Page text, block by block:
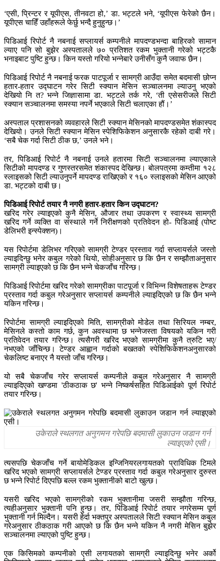
‘एसी, प्रिन्टर र यूपीएस, तीनवटा हो,’ डा. भट्टले भने, ‘यूपीएस फेरेको छैन।
यूपीएस चाहिँ उहाँहरूले फेर्छु भन्दै हुनुहुन्छ।’
पिडिआई रिपोर्ट नै नबनाई सप्लायर्स कम्पनीले मापदण्डभन्दा बाहिरको सामान
ल्याए पनि सो बुझेर अस्पतालले ७० प्रतिशत रकम भुक्तानी गरेको भट्टकै
भनाइबाट पुष्टि हुन्छ। किन यस्तो गरियो भन्नेबारे उनीसँग कुनै जवाफ छैन।
पिडिआई रिपोर्ट नै नबनाई फरक पाटपूर्जा र सामग्री आउँदा समेत बदमासी छोप्न
हतार-हतार उद्घाटन गरेर सिटी स्क्यान मेसिन सञ्चालनमा ल्याउनु भएको
देखियो नि त? भन्ने जिज्ञासामा डा. भट्टले तर्क गरे, ‘ती एसेसरीजले सिटी
स्क्यान सञ्चालनमा समस्या नपर्ने भएकाले सिटी चलाएका हौं।’
अस्पताल प्रशासनको व्यवहारले सिटी स्क्यान मेसिनको मापदण्डसमेत शंकास्पद
देखियो। उनले सिटी स्क्यान मेसिन स्पेशिफिकेशन अनुसारकै रहेको दाबी गरे।
‘सबै चेक गर्दा सिटी ठीक छ,’ उनले भने।
तर, पिडिआई रिपोर्ट नै नबनाई उनले हतारमा सिटी सञ्चालनमा ल्याएकाले
सिटीको मापदण्ड र गुणस्तरसमेत शंकास्पद देखिन्छ। बोलपत्रमा कम्तीमा १२८
स्लाइसको सिटी ल्याउनुपर्ने मापदण्ड राखिएको र १६० स्लाइसको मेसिन आएको
डा. भट्टको दाबी छ।
पिडिआई रिपोर्ट तयार नै नगरी हतार-हतार किन उद्घाटन?
खरिद गरेर ल्याइएको कुनै मेसिन, औजार तथा उपकरण र स्वास्थ्य सामग्री
खरिद गर्ने व्यक्ति वा संस्थाले गर्ने निरीक्षणको प्रतिवेदन हो- पिडिआई (पोष्ट
डेलिभरी इन्स्पेक्शन)।
यस रिपोर्टमा डेलिभर गरिएको सामग्री टेण्डर प्रस्ताव गर्दा सप्लायर्सले जस्तो
ल्याइदिन्छु भनेर कबुल गरेको थियो, सोहीअनुसार छ कि छैन र सम्झौताअनुसार
सामग्री ल्याइएको छ कि छैन भन्ने चेकजाँच गरिन्छ।
पिडिआई रिपोर्टमा खरिद गरेको सामग्रीका पाटपूर्जा र विभिन्न विशेषताहरू टेण्डर
प्रस्ताव गर्दा कबुल गरेअनुसार सप्लायर्स कम्पनीले ल्याइदिएको छ कि छैन भन्ने
यकिन गरिन्छ।
रिपोर्टमा सामग्री ल्याइदिएको मिति, सामग्रीको मोडेल तथा सिरियल नम्बर,
मेसिनले कस्तो काम गर्छ, कुन अवस्थामा छ भन्नेजस्ता विषयको यकिन गरी
प्रतिवेदन तयार गरिन्छ। त्यसैगरी खरिद भएको सामग्रीमा कुनै त्रुटि भए/
नभएको जाँचिन्छ। टेण्डर आह्वान गर्दाको बखतको स्पेशिफिकेशनअनुसारको
चेकलिष्ट बनाएर नै यस्तो जाँच गरिन्छ।
यो सबै चेकजाँच गरेर सप्लायर्स कम्पनीले कबुल गरेअनुसार नै सामग्री
ल्याइदिएको खण्डमा 'ठीकठाक छ' भन्ने निष्कर्षसहित पिडिआईको पूर्ण रिपोर्ट
तयार गरिन्छ।
उकेराले स्थलगत अनुगमन गरेपछि बदमासी लुकाउन जडान गर्न
ल्याइएको एसी।
त्यसपछि चेकजाँच गर्ने बायोमेडिकल इन्जिनियरलगायतको प्राविधिक टिमले
खरिद भएको सामग्री सप्लायर्सले टेण्डर प्रस्ताव गर्दा कबुल गरेअनुसार दुरुस्त
छ भन्ने रिपोर्ट दिएपछि बल्ल रकम भुक्तानीको बाटो खुल्छ।
यसरी खरिद भएको सामग्रीको रकम भुक्तानीमा जसरी सम्झौता गरिन्छ,
त्यहीअनुसार भुक्तानी पनि हुन्छ। तर, पिडिआई रिपोर्ट तयार नगरेसम्म पूर्ण
भुक्तानी गर्न मिल्दैन। यसरी हेर्दा भक्तपुर अस्पतालले सिटी स्क्यान मेसिन कबुल
गरेअनुसार ठीकठाक गरी आएको छ कि छैन भन्ने यकिन नै नगरी मेसिन बुझेर
सञ्चालनमा ल्याएको पुष्टि हुन्छ।
एक किसिमको कम्पनीको एसी लगायतको सामग्री ल्याइदिन्छु भनेर अर्को